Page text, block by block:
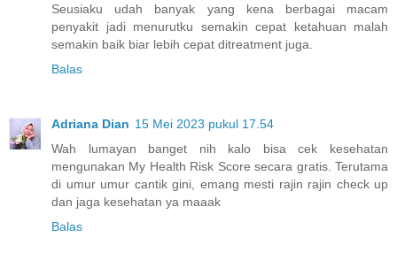
Seusiaku udah banyak yang kena berbagai macam
penyakit jadi menurutku semakin cepat ketahuan malah
semakin baik biar lebih cepat ditreatment juga.
Balas
Adriana Dian 15 Mei 2023 pukul 17.54
Wah lumayan banget nih kalo bisa cek kesehatan
mengunakan My Health Risk Score secara gratis. Terutama
di umur umur cantik gini, emang mesti rajin rajin check up
dan jaga kesehatan ya maaak
Balas